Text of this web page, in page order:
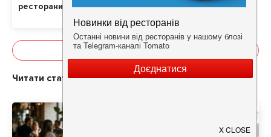
ресторани 2025
Показати все
Читати статті проНовости